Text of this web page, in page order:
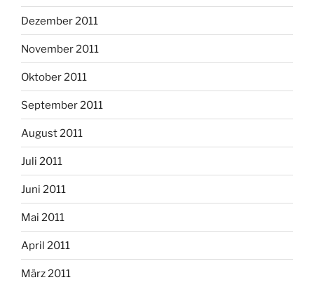
Dezember 2011
November 2011
Oktober 2011
September 2011
August 2011
Juli 2011
Juni 2011
Mai 2011
April 2011
März 2011